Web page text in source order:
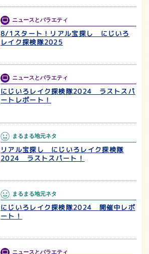
ニュースとバラエティ
8/1スタート！リアル宝探し にじいろ
レイク探検隊2025
ニュースとバラエティ
にじいろレイク探検隊2024 ラストスパ
ートレポート！
まるまる地元ネタ
リアル宝探し にじいろレイク探検隊
2024 ラストスパート！
まるまる地元ネタ
にじいろレイク探検隊2024 開催中レポ
ート！
ニュースとバラエティ